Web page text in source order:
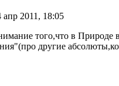
апр 2011, 18:05
того,что в Природе
другие